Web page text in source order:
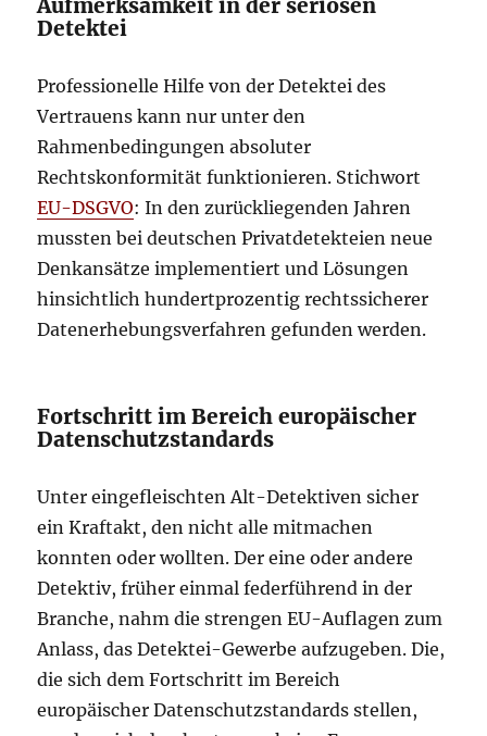
Aufmerksamkeit in der seriösen
Detektei
Professionelle Hilfe von der Detektei des
Vertrauens kann nur unter den
Rahmenbedingungen absoluter
Rechtskonformität funktionieren. Stichwort
EU-DSGVO: In den zurückliegenden Jahren
mussten bei deutschen Privatdetekteien neue
Denkansätze implementiert und Lösungen
hinsichtlich hundertprozentig rechtssicherer
Datenerhebungsverfahren gefunden werden.
Fortschritt im Bereich europäischer
Datenschutzstandards
Unter eingefleischten Alt-Detektiven sicher
ein Kraftakt, den nicht alle mitmachen
konnten oder wollten. Der eine oder andere
Detektiv, früher einmal federführend in der
Branche, nahm die strengen EU-Auflagen zum
Anlass, das Detektei-Gewerbe aufzugeben. Die,
die sich dem Fortschritt im Bereich
europäischer Datenschutzstandards stellen,